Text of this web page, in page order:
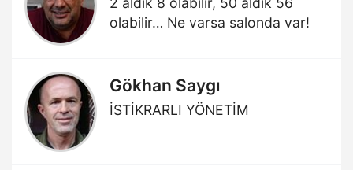
olabilir… Ne varsa salonda var!
Gökhan Saygı
İSTİKRARLI YÖNETİM